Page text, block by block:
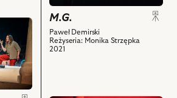
z
nim
obiektów
M.G.
Paweł Demirski
Reżyseria: Monika Strzępka
2021